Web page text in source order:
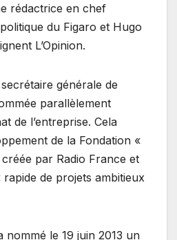
rédactrice en chef
du Figaro et Hugo
L’Opinion.
générale de
parallèlement
de l’entreprise. Cela
de la Fondation «
par Radio France et
de projets ambitieux
nommé le 19 juin 2013 un